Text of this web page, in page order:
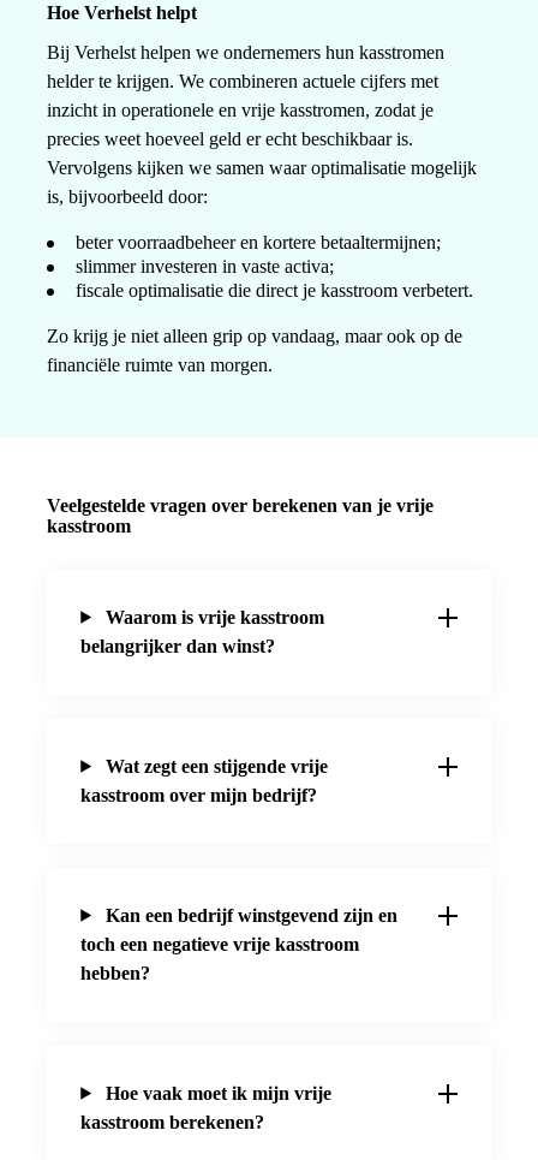
Hoe Verhelst helpt
Bij Verhelst helpen we ondernemers hun kasstromen
helder te krijgen. We combineren actuele cijfers met
inzicht in operationele en vrije kasstromen, zodat je
precies weet hoeveel geld er echt beschikbaar is.
Vervolgens kijken we samen waar optimalisatie mogelijk
is, bijvoorbeeld door:
beter voorraadbeheer en kortere betaaltermijnen;
slimmer investeren in vaste activa;
fiscale optimalisatie die direct je kasstroom verbetert.
Zo krijg je niet alleen grip op vandaag, maar ook op de
financiële ruimte van morgen.
Veelgestelde vragen over berekenen van je vrije
kasstroom
Waarom is vrije kasstroom
belangrijker dan winst?
Wat zegt een stijgende vrije
kasstroom over mijn bedrijf?
Kan een bedrijf winstgevend zijn en
toch een negatieve vrije kasstroom
hebben?
Hoe vaak moet ik mijn vrije
kasstroom berekenen?